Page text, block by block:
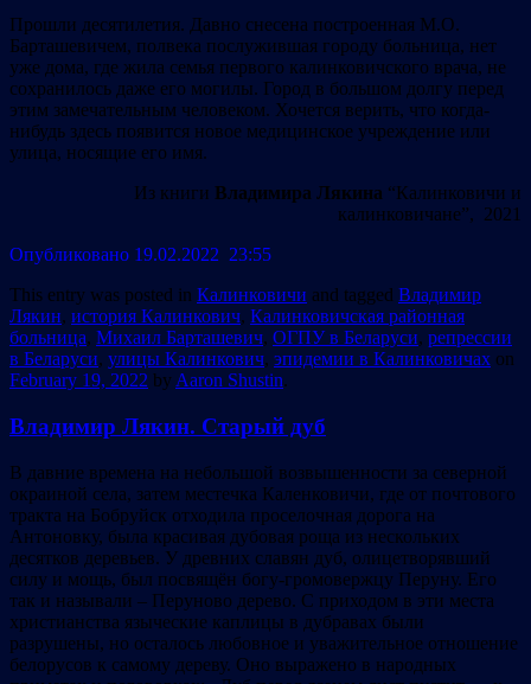
Прошли десятилетия. Давно снесена построенная М.О.
Барташевичем, полвека послужившая городу больница, нет
уже дома, где жила семья первого калинковичского врача, не
сохранилось даже его могилы. Город в большом долгу перед
этим замечательным человеком. Хочется верить, что когда-
нибудь здесь появится новое медицинское учреждение или
улица, носящие его имя.
Из книги Владимира Лякина “Калинковичи и
калинковичане”, 2021
Опубликовано 19.02.2022 23:55
This entry was posted in Калинковичи and tagged Владимир
Лякин, история Калинкович, Калинковичская районная
больница, Михаил Барташевич, ОГПУ в Беларуси, репрессии
в Беларуси, улицы Калинкович, эпидемии в Калинковичах on
February 19, 2022 by Aaron Shustin.
Владимир Лякин. Старый дуб
В давние времена на небольшой возвышенности за северной
окраиной села, затем местечка Каленковичи, где от почтового
тракта на Бобруйск отходила проселочная дорога на
Антоновку, была красивая дубовая роща из нескольких
десятков деревьев. У древних славян дуб, олицетворявший
силу и мощь, был посвящён богу-громовержцу Перуну. Его
так и называли – Перуново дерево. С приходом в эти места
христианства языческие каплицы в дубравах были
разрушены, но осталось любовное и уважительное отношение
белорусов к самому дереву. Оно выражено в народных